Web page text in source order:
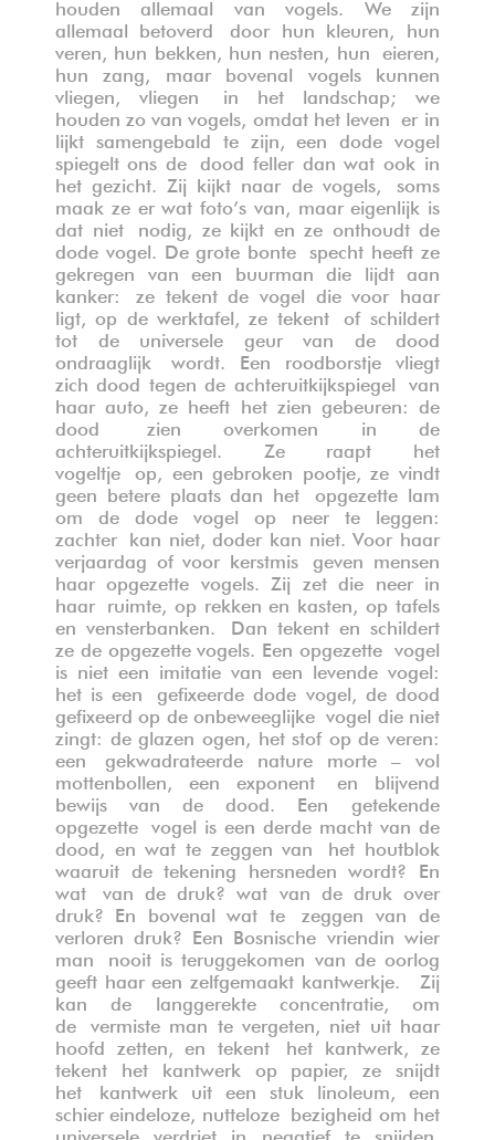
houden allemaal van vogels. We zijn
allemaal betoverd door hun kleuren, hun
veren, hun bekken, hun nesten, hun eieren,
hun zang, maar bovenal vogels kunnen
vliegen, vliegen in het landschap; we
houden zo van vogels, omdat het leven er in
lijkt samengebald te zijn, een dode vogel
spiegelt ons de dood feller dan wat ook in
het gezicht. Zij kijkt naar de vogels, soms
maak ze er wat foto’s van, maar eigenlijk is
dat niet nodig, ze kijkt en ze onthoudt de
dode vogel. De grote bonte specht heeft ze
gekregen van een buurman die lijdt aan
kanker: ze tekent de vogel die voor haar
ligt, op de werktafel, ze tekent of schildert
tot de universele geur van de dood
ondraaglijk wordt. Een roodborstje vliegt
zich dood tegen de achteruitkijkspiegel van
haar auto, ze heeft het zien gebeuren: de
dood zien overkomen in de
achteruitkijkspiegel. Ze raapt het
vogeltje op, een gebroken pootje, ze vindt
geen betere plaats dan het opgezette lam
om de dode vogel op neer te leggen:
zachter kan niet, doder kan niet. Voor haar
verjaardag of voor kerstmis geven mensen
haar opgezette vogels. Zij zet die neer in
haar ruimte, op rekken en kasten, op tafels
en vensterbanken. Dan tekent en schildert
ze de opgezette vogels. Een opgezette vogel
is niet een imitatie van een levende vogel:
het is een gefixeerde dode vogel, de dood
gefixeerd op de onbeweeglijke vogel die niet
zingt: de glazen ogen, het stof op de veren:
een gekwadrateerde nature morte – vol
mottenbollen, een exponent en blijvend
bewijs van de dood. Een getekende
opgezette vogel is een derde macht van de
dood, en wat te zeggen van het houtblok
waaruit de tekening hersneden wordt? En
wat van de druk? wat van de druk over
druk? En bovenal wat te zeggen van de
verloren druk? Een Bosnische vriendin wier
man nooit is teruggekomen van de oorlog
geeft haar een zelfgemaakt kantwerkje. Zij
kan de langgerekte concentratie, om
de vermiste man te vergeten, niet uit haar
hoofd zetten, en tekent het kantwerk, ze
tekent het kantwerk op papier, ze snijdt
het kantwerk uit een stuk linoleum, een
schier eindeloze, nutteloze bezigheid om het
universele verdriet in negatief te snijden,